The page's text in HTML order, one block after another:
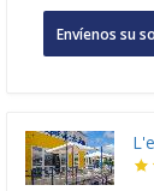
Envíenos su